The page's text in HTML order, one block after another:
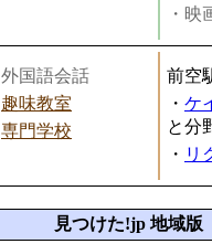
・映
外国語会話
趣味教室
専門学校
前空
・ ケ
と分
・ リ
見つけた!jp 地域版